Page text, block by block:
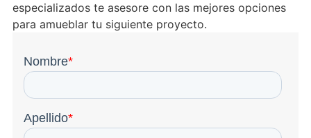
especializados te asesore con las mejores opciones
para amueblar tu siguiente proyecto.